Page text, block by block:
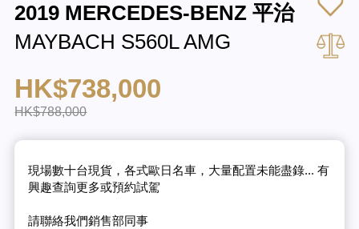
2019 MERCEDES-BENZ 平治
MAYBACH S560L AMG
HK$738,000
HK$788,000
現場數十台現貨，各式歐日名車，大量配置未能盡錄... 有
興趣查詢更多或預約試駕
請聯絡我們銷售部同事